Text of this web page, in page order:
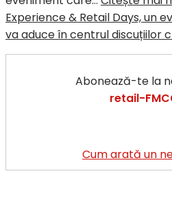
Experience & Retail Days, un
va aduce în centrul discuțiilor
Abonează-te la
retail-
Cum arată un